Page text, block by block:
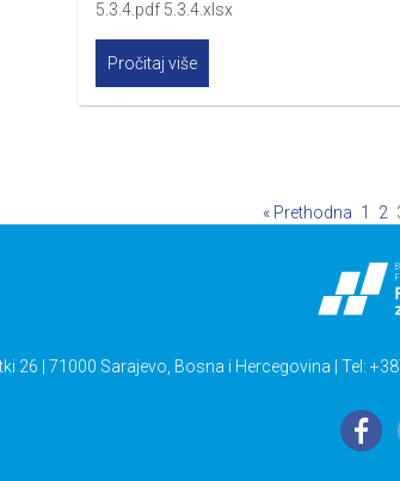
5.3.4.pdf 5.3.4.xlsx
Pročitaj više
« Prethodna 1 2
26 | 71000 Sarajevo, Bosna i Hercegovina | Tel: